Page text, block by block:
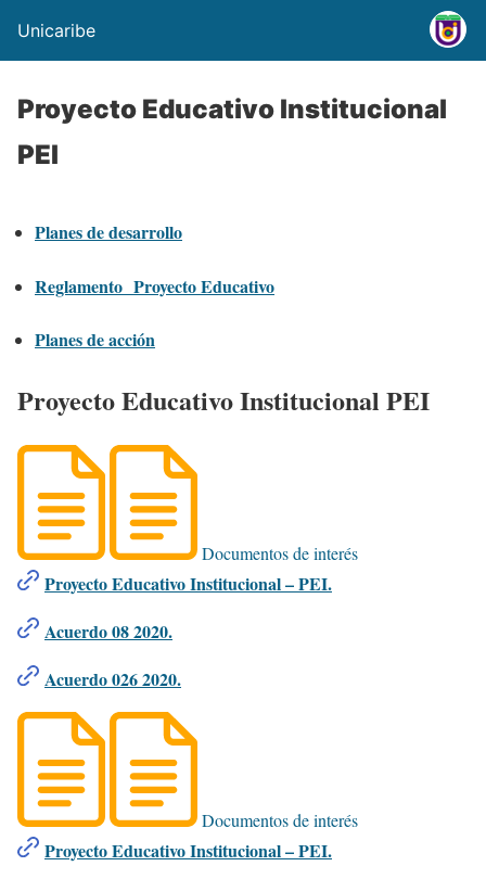
Unicaribe
Proyecto Educativo Institucional
PEI
Planes de desarrollo
Reglamento Proyecto Educativo
Planes de acción
Proyecto Educativo Institucional PEI
Documentos de interés
Proyecto Educativo Institucional – PEI.
Acuerdo 08 2020.
Acuerdo 026 2020.
Documentos de interés
Proyecto Educativo Institucional – PEI.